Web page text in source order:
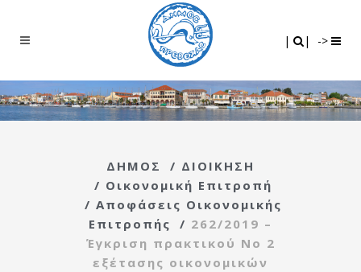
| | ->
ΔΗΜΟΣ / ΔΙΟΙΚΗΣΗ
/ Οικονομική Επιτροπή
/ Αποφάσεις Οικονομικής
Επιτροπής
/ 262/2019 –
Έγκριση πρακτικού Νο 2
εξέτασης οικονομικών